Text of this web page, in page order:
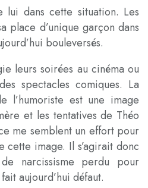
lui dans cette situation. Les
place d’unique garçon dans
bouleversés.
leurs soirées au cinéma ou
spectacles comiques. La
l’humoriste est une image
et les tentatives de Théo
me semblent un effort pour
cette image. Il s’agirait donc
narcissisme perdu pour
aujourd’hui défaut.